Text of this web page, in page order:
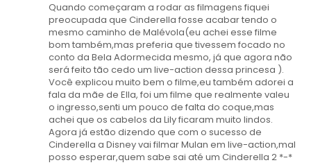
Quando começaram a rodar as filmagens fiquei
preocupada que Cinderella fosse acabar tendo o
mesmo caminho de Malévola(eu achei esse filme
bom também,mas preferia que tivessem focado no
conto da Bela Adormecida mesmo, já que agora não
será feito tão cedo um live-action dessa princesa ).
Você explicou muito bem o filme,eu também adorei a
fala da mãe de Ella, foi um filme que realmente valeu
o ingresso,senti um pouco de falta do coque,mas
achei que os cabelos da Lily ficaram muito lindos.
Agora já estão dizendo que com o sucesso de
Cinderella a Disney vai filmar Mulan em live-action,mal
posso esperar,quem sabe sai até um Cinderella 2 *-*